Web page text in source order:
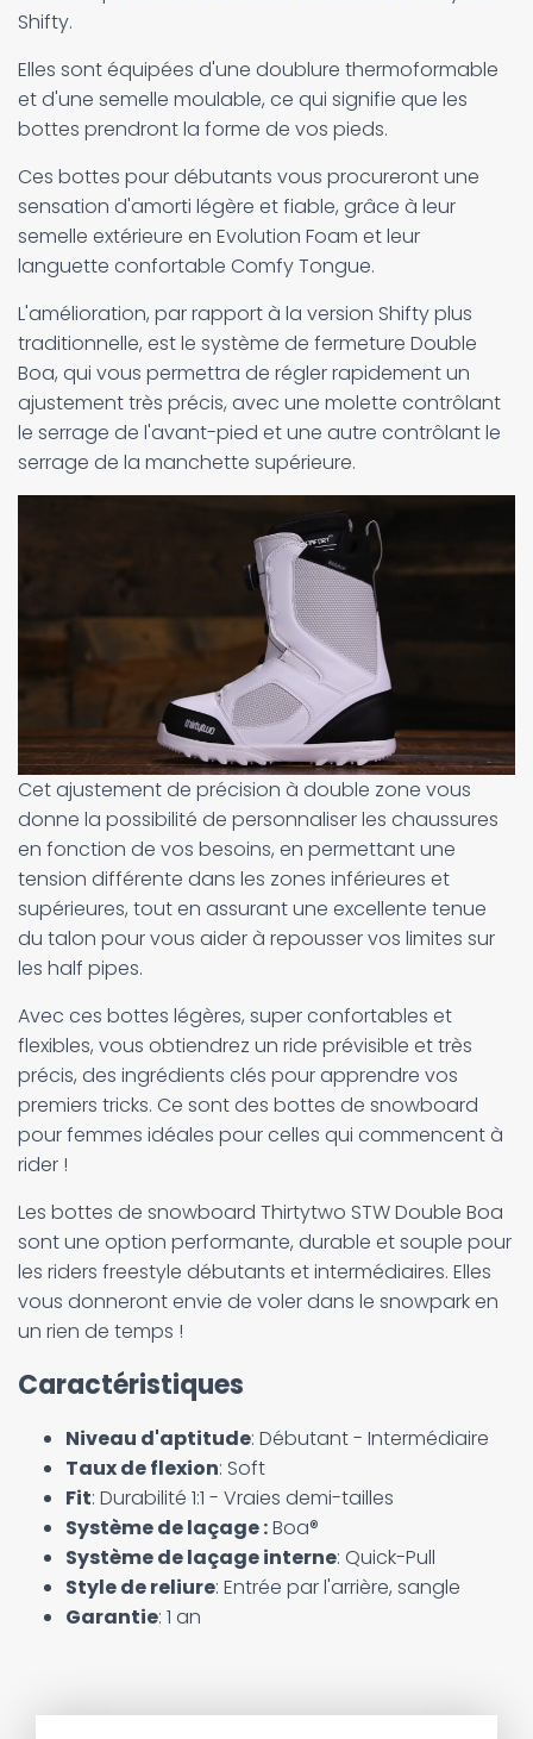
Shifty.
Elles sont équipées d'une doublure thermoformable
et d'une semelle moulable, ce qui signifie que les
bottes prendront la forme de vos pieds.
Ces bottes pour débutants vous procureront une
sensation d'amorti légère et fiable, grâce à leur
semelle extérieure en Evolution Foam et leur
languette confortable Comfy Tongue.
L'amélioration, par rapport à la version Shifty plus
traditionnelle, est le système de fermeture Double
Boa, qui vous permettra de régler rapidement un
ajustement très précis, avec une molette contrôlant
le serrage de l'avant-pied et une autre contrôlant le
serrage de la manchette supérieure.
Cet ajustement de précision à double zone vous
donne la possibilité de personnaliser les chaussures
en fonction de vos besoins, en permettant une
tension différente dans les zones inférieures et
supérieures, tout en assurant une excellente tenue
du talon pour vous aider à repousser vos limites sur
les half pipes.
Avec ces bottes légères, super confortables et
flexibles, vous obtiendrez un ride prévisible et très
précis, des ingrédients clés pour apprendre vos
premiers tricks. Ce sont des bottes de snowboard
pour femmes idéales pour celles qui commencent à
rider !
Les bottes de snowboard Thirtytwo STW Double Boa
sont une option performante, durable et souple pour
les riders freestyle débutants et intermédiaires. Elles
vous donneront envie de voler dans le snowpark en
un rien de temps !
Caractéristiques
Niveau d'aptitude: Débutant - Intermédiaire
Taux de flexion: Soft
Fit: Durabilité 1:1 - Vraies demi-tailles
Système de laçage :Boa®
Système de laçage interne: Quick-Pull
Style de reliure: Entrée par l'arrière, sangle
Garantie: 1 an